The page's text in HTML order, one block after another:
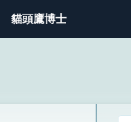
貓頭鷹博士